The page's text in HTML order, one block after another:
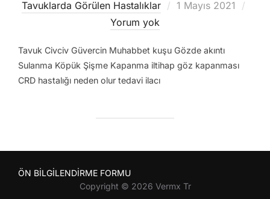
Tavuklarda Görülen Hastalıklar
Yayımlanma
1 Mayıs 2021
Yorum yok
Tavuk Civciv Güvercin Muhabbet kuşu Gözde akıntı
Sulanma Köpük Şişme Kapanma iltihap göz kapanması
CRD hastalığı neden olur tedavi ilacı
ÖN BİLGİLENDİRME FORMU
Copyright © 2026 Vermx Tr